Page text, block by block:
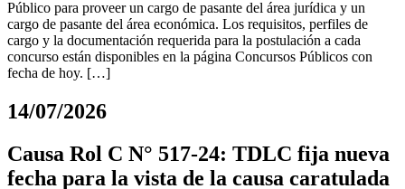
Público para proveer un cargo de pasante del área jurídica y un
cargo de pasante del área económica. Los requisitos, perfiles de
cargo y la documentación requerida para la postulación a cada
concurso están disponibles en la página Concursos Públicos con
fecha de hoy. […]
14/07/2026
Causa Rol C N° 517-24: TDLC fija nueva
fecha para la vista de la causa caratulada